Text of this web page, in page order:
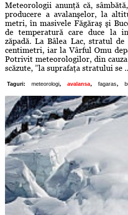
Meteorologii anunţă că,
producere a avalanşelor, la
metri, în masivele Făgăraş şi
de temperatură care duce la
zăpadă. La Bâlea Lac, stratul de
centimetri, iar la Vârful Omu
Potrivit meteorologilor, din
scăzute, ”la suprafaţa stratului se
Taguri: meteorologi, avalansa, fagaras,